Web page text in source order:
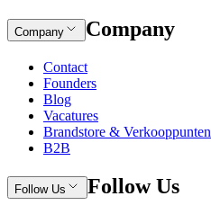
Company Company
Contact
Founders
Blog
Vacatures
Brandstore & Verkooppunten
B2B
Follow Us Follow Us